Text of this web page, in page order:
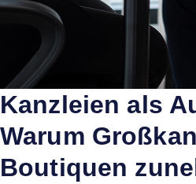
Kanzleien als
Warum
Boutiquen